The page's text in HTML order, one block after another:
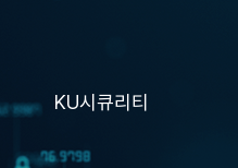
KU시큐리티